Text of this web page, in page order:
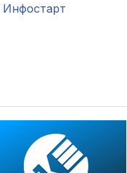
Инфостарт